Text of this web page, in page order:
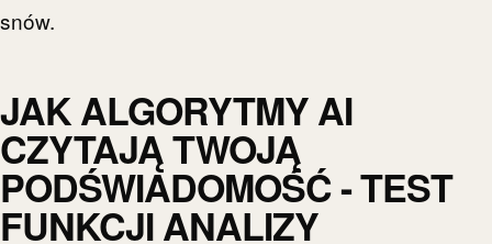
snów.
JAK ALGORYTMY AI
CZYTAJĄ TWOJĄ
PODŚWIADOMOŚĆ - TEST
FUNKCJI ANALIZY